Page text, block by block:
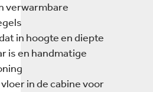
verwarmbare
in hoogte en diepte
is en handmatige
in de cabine voor